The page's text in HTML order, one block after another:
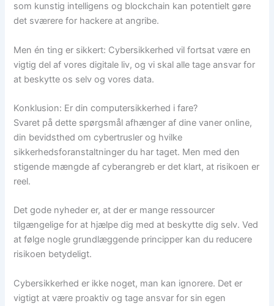
som kunstig intelligens og blockchain kan potentielt gøre
det sværere for hackere at angribe.
Men én ting er sikkert: Cybersikkerhed vil fortsat være en
vigtig del af vores digitale liv, og vi skal alle tage ansvar for
at beskytte os selv og vores data.
Konklusion: Er din computersikkerhed i fare?
Svaret på dette spørgsmål afhænger af dine vaner online,
din bevidsthed om cybertrusler og hvilke
sikkerhedsforanstaltninger du har taget. Men med den
stigende mængde af cyberangreb er det klart, at risikoen er
reel.
Det gode nyheder er, at der er mange ressourcer
tilgængelige for at hjælpe dig med at beskytte dig selv. Ved
at følge nogle grundlæggende principper kan du reducere
risikoen betydeligt.
Cybersikkerhed er ikke noget, man kan ignorere. Det er
vigtigt at være proaktiv og tage ansvar for sin egen